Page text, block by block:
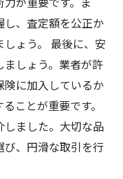
し、査定額を公正か
ょう。 最後に、安
しょう。業者が許
に加入しているか
ことが重要です。
ました。大切な品
、円滑な取引を行